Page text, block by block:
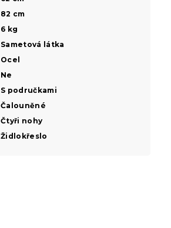
82 cm
6 kg
Sametová látka
Ocel
Ne
S područkami
Čalouněné
Čtyři nohy
Židlokřeslo